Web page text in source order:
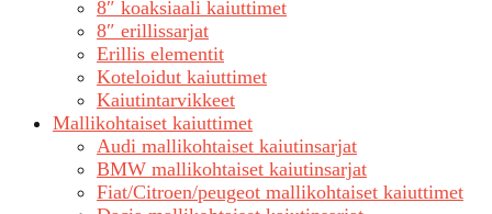
8″ koaksiaali kaiuttimet
8″ erillissarjat
Erillis elementit
Koteloidut kaiuttimet
Kaiutintarvikkeet
Mallikohtaiset kaiuttimet
Audi mallikohtaiset kaiutinsarjat
BMW mallikohtaiset kaiutinsarjat
Fiat/Citroen/peugeot mallikohtaiset kaiuttimet